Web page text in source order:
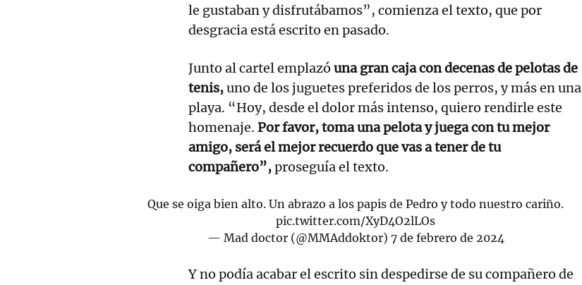
le gustaban y disfrutábamos”, comienza el texto, que por
desgracia está escrito en pasado.
Junto al cartel emplazó una gran caja con decenas de pelotas de
tenis,uno de los juguetes preferidos de los perros, y más en una
playa. “Hoy, desde el dolor más intenso, quiero rendirle este
homenaje. Por favor, toma una pelota y juega con tu mejor
amigo, será el mejor recuerdo que vas a tener de tu
compañero”,proseguía el texto.
Que se oiga bien alto. Un abrazo a los papis de Pedro y todo nuestro cariño.
pic.twitter.com/XyD4O2lLOs
— Mad doctor (@MMAddoktor) 7 de febrero de 2024
Y no podía acabar el escrito sin despedirse de su compañero de